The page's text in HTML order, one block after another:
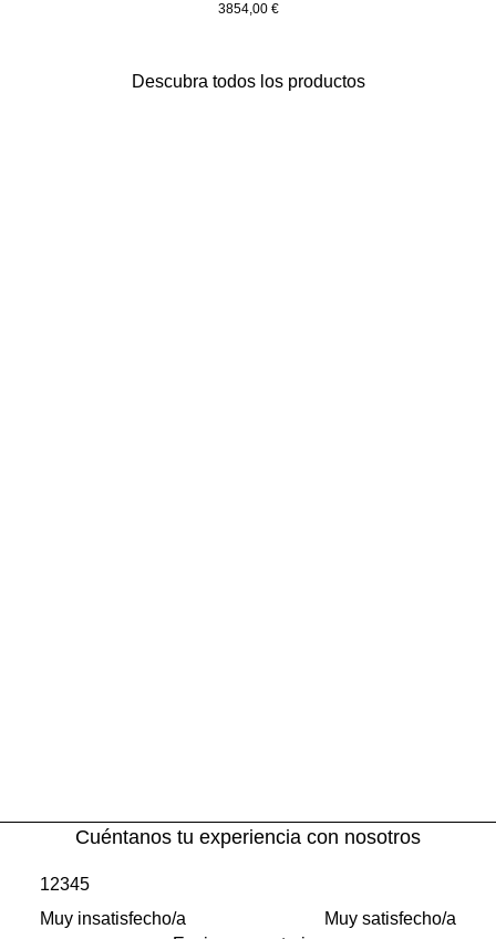
3854,00 €
Descubra todos los productos
Cuéntanos tu experiencia con nosotros
Muy insatisfecho/a
12345
Muy satisfecho/a